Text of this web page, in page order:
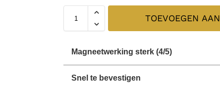
TOEVOEGEN AAN
Magneetwerking sterk (4/5)
Snel te bevestigen